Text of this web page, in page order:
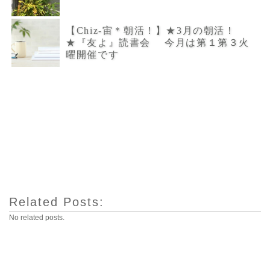
【Chiz-宙＊朝活！】★3月の朝活！
★『友よ』読書会 今月は第１第３火
曜開催です
Related Posts:
No related posts.